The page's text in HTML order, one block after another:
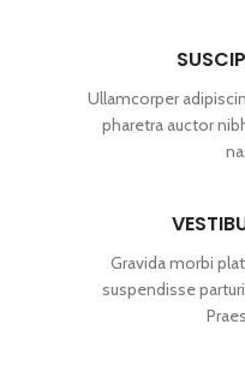
Ullamcorper
pharetra auctor
Gravida morbi
suspendisse